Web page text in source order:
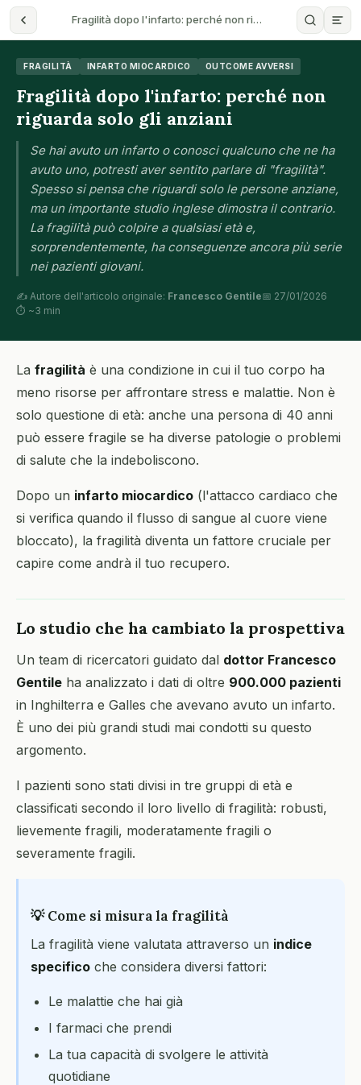
Fragilità dopo l'infarto: perché non ri…
FRAGILITÀ INFARTO MIOCARDICO OUTCOME AVVERSI
Fragilità dopo l'infarto: perché non
riguarda solo gli anziani
Se hai avuto un infarto o conosci qualcuno che ne ha
avuto uno, potresti aver sentito parlare di "fragilità".
Spesso si pensa che riguardi solo le persone anziane,
ma un importante studio inglese dimostra il contrario.
La fragilità può colpire a qualsiasi età e,
sorprendentemente, ha conseguenze ancora più serie
nei pazienti giovani.
✍️ Autore dell'articolo originale: Francesco Gentile📅 27/01/2026
⏱ ~3 min
La fragilità è una condizione in cui il tuo corpo ha
meno risorse per affrontare stress e malattie. Non è
solo questione di età: anche una persona di 40 anni
può essere fragile se ha diverse patologie o problemi
di salute che la indeboliscono.
Dopo un infarto miocardico (l'attacco cardiaco che
si verifica quando il flusso di sangue al cuore viene
bloccato), la fragilità diventa un fattore cruciale per
capire come andrà il tuo recupero.
Lo studio che ha cambiato la prospettiva
Un team di ricercatori guidato dal dottor Francesco
Gentile ha analizzato i dati di oltre 900.000 pazienti
in Inghilterra e Galles che avevano avuto un infarto.
È uno dei più grandi studi mai condotti su questo
argomento.
I pazienti sono stati divisi in tre gruppi di età e
classificati secondo il loro livello di fragilità: robusti,
lievemente fragili, moderatamente fragili o
severamente fragili.
💡 Come si misura la fragilità
La fragilità viene valutata attraverso un indice
specifico che considera diversi fattori:
Le malattie che hai già
I farmaci che prendi
La tua capacità di svolgere le attività
quotidiane